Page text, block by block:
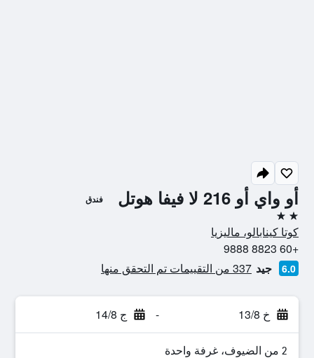
أو واي أو 216 لا فيفا هوتل فندق
2 نجمتين
كوتا كينابالو، ماليزيا
+60 8823 9888
6.0 جيد 337 من التقييمات تم التحقق منها
خ 13/8 - ج 14/8
2 من الضيوف، غرفة واحدة